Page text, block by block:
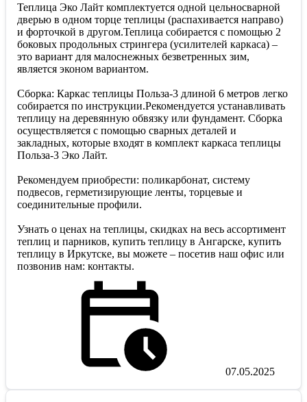
Теплица Эко Лайт комплектуется одной цельносварной
дверью в одном торце теплицы (распахивается направо)
и форточкой в другом.Теплица собирается с помощью 2
боковых продольных стрингера (усилителей каркаса) –
это вариант для малоснежных безветренных зим,
является эконом вариантом.
Сборка: Каркас теплицы Польза-3 длиной 6 метров легко
собирается по инструкции.Рекомендуется устанавливать
теплицу на деревянную обвязку или фундамент. Сборка
осуществляется с помощью сварных деталей и
закладных, которые входят в комплект каркаса теплицы
Польза-3 Эко Лайт.
Рекомендуем приобрести: поликарбонат, систему
подвесов, герметизирующие ленты, торцевые и
соединительные профили.
Узнать о ценах на теплицы, скидках на весь ассортимент
теплиц и парников, купить теплицу в Ангарске, купить
теплицу в Иркутске, вы можете – посетив наш офис или
позвонив нам: контакты.
07.05.2025